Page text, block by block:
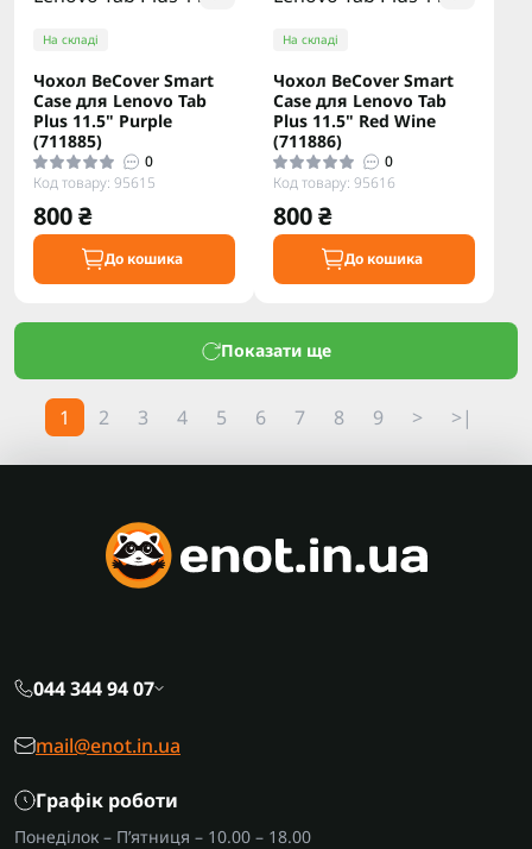
На складі
Чохол BeCover Smart
Case для Lenovo Tab
Plus 11.5" Purple
(711885)
0
Код товару: 95615
800 ₴
До кошика
На складі
Чохол BeCover Smart
Case для Lenovo Tab
Plus 11.5" Red Wine
(711886)
0
Код товару: 95616
800 ₴
До кошика
Показати ще
1 2 3 4 5 6 7 8 9 > >|
044 344 94 07
mail@enot.in.ua
Графік роботи
Понеділок – П’ятниця – 10.00 – 18.00